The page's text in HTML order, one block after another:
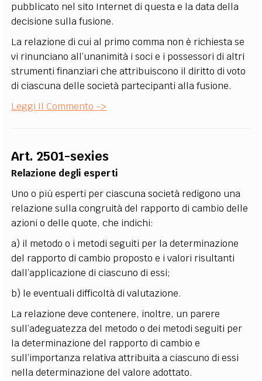
pubblicato nel sito Internet di questa e la data della
decisione sulla fusione.
La relazione di cui al primo comma non è richiesta se
vi rinunciano all’unanimità i soci e i possessori di altri
strumenti finanziari che attribuiscono il diritto di voto
di ciascuna delle società partecipanti alla fusione.
Leggi Il Commento ->
Art. 2501-sexies
Relazione degli esperti
Uno o più esperti per ciascuna società redigono una
relazione sulla congruità del rapporto di cambio delle
azioni o delle quote, che indichi:
a) il metodo o i metodi seguiti per la determinazione
del rapporto di cambio proposto e i valori risultanti
dall’applicazione di ciascuno di essi;
b) le eventuali difficoltà di valutazione.
La relazione deve contenere, inoltre, un parere
sull’adeguatezza del metodo o dei metodi seguiti per
la determinazione del rapporto di cambio e
sull’importanza relativa attribuita a ciascuno di essi
nella determinazione del valore adottato.